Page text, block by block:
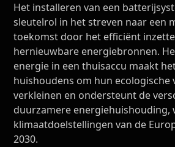
Het installeren van een
sleutelrol in het streven naar een
toekomst door het efficiënt
hernieuwbare energiebronnen.
energie in een thuisaccu maakt
huishoudens om hun
verkleinen en ondersteunt de
duurzamere energiehuishouding,
klimaatdoelstellingen van de
2030.